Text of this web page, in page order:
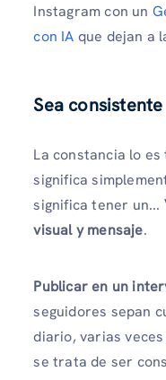
Instagram con un
con IA que dejan a
Sea consistente
La constancia lo
significa
significa tener un...
visual y mensaje.
Publicar en un
seguidores sepan
diario, varias
se trata de ser